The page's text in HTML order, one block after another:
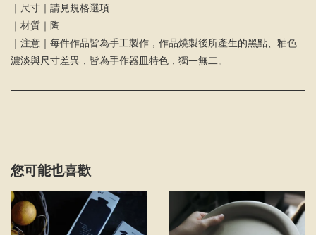
｜尺寸｜請見規格選項
｜材質｜陶
｜注意｜每件作品皆為手工製作，作品燒製後所產生的黑點、釉色
濃淡與尺寸差異，皆為手作器皿特色，獨一無二。
您可能也喜歡